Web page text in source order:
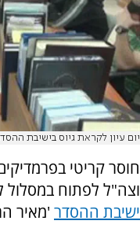
יום עיון לקראת גיוס בישיבת
חוסר קריטי
וצה"ל לפתוח
ישיבת ההסדר 'מאיר